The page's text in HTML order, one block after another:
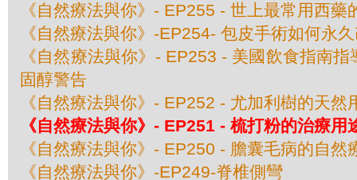
《自然療法與你》- EP255 - 世上最常用西藥
《自然療法與你》-EP254- 包皮手術如何永
《自然療法與你》- EP253 - 美國飲食指南
固醇警告
《自然療法與你》- EP252 - 尤加利樹的天然
《自然療法與你》- EP251 - 梳打粉的治療用
《自然療法與你》- EP250 - 膽囊毛病的自然
《自然療法與你》-EP249-脊椎側彎